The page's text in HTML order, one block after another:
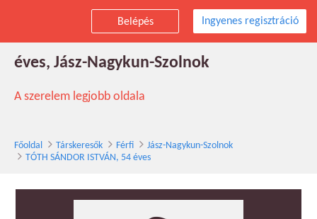
Belépés Ingyenes regisztráció
TÓTH SÁNDOR ISTVÁN társkereső férfi, 54
éves, Jász-Nagykun-Szolnok
A szerelem legjobb oldala
Főoldal Társkeresők Férfi
Jász-Nagykun-Szolnok
TÓTH SÁNDOR ISTVÁN, 54 éves